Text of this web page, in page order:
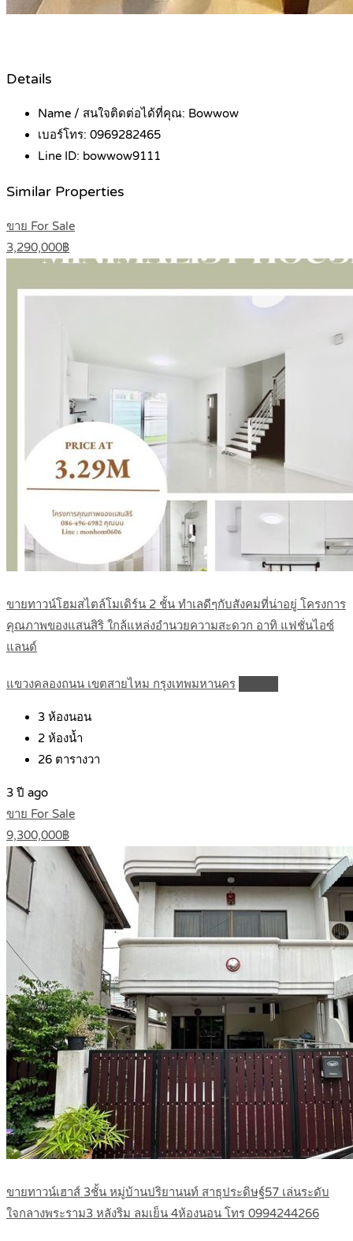
Details
Name / สนใจติดต่อได้ที่คุณ: Bowwow
เบอร์โทร: 0969282465
Line ID: bowwow9111
Similar Properties
ขาย For Sale
3,290,000฿
ขายทาวน์โฮมสไตล์โมเดิร์น 2 ชั้น ทำเลดีๆกับสังคมที่น่าอยู่ โครงการ
คุณภาพของแสนสิริ ใกล้แหล่งอำนวยความสะดวก อาทิ แฟชั่นไอซ์
แลนด์
แขวงคลองถนน เขตสายไหม กรุงเทพมหานคร
3 ห้องนอน
2 ห้องน้ำ
26 ตารางวา
3 ปี ago
ขาย For Sale
9,300,000฿
ขายทาวน์เฮาส์ 3ชั้น หมู่บ้านปริยานนท์ สาธุประดิษฐ์57 เล่นระดับ
ใจกลางพระราม3 หลังริม ลมเย็น 4ห้องนอน โทร 0994244266